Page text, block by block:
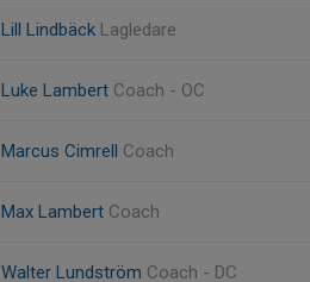
Lill Lindbäck Lagledare
Luke Lambert Coach - OC
Marcus Cimrell Coach
Max Lambert Coach
Walter Lundström Coach - DC